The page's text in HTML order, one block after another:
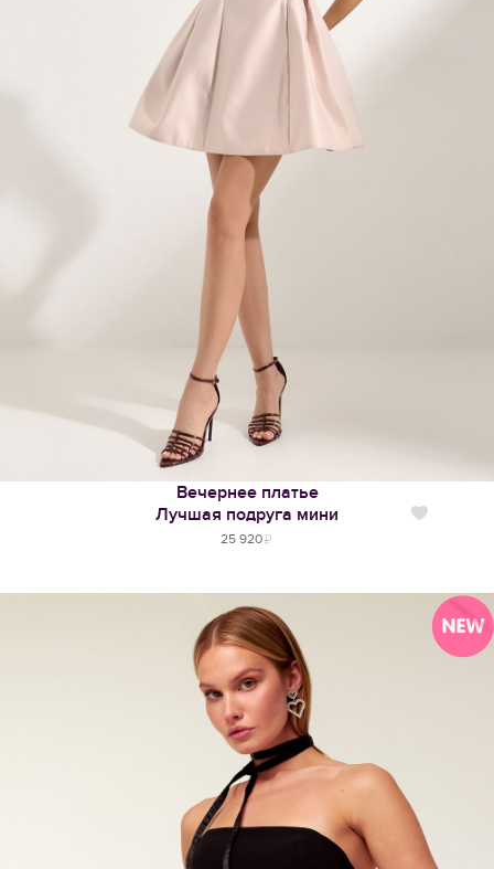
Вечернее платье
Лучшая подруга мини
25 920